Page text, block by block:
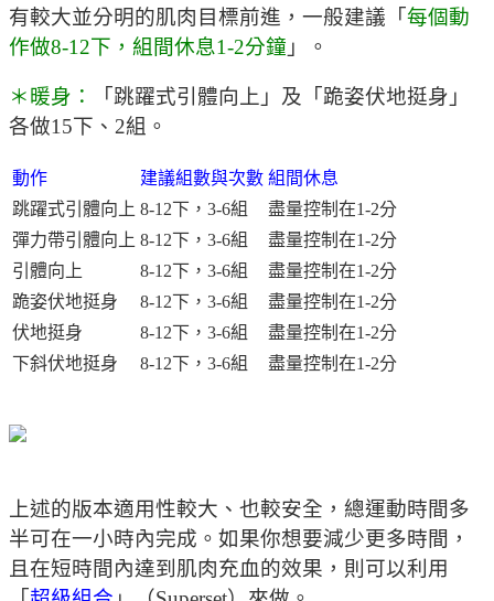
有較大並分明的肌肉目標前進，一般建議「每個動
作做8-12下，組間休息1-2分鐘 」。
＊暖身：
「跳躍式引體向上」及「跪姿伏地挺身」
各做15下、2組。
動作 建議組數與次數 組間休息
跳躍式引體向上 8-12下，3-6組
盡量控制在1-2分
彈力帶引體向上 8-12下，3-6組
盡量控制在1-2分
引體向上
8-12下，3-6組
盡量控制在1-2分
跪姿伏地挺身
8-12下，3-6組
盡量控制在1-2分
伏地挺身
8-12下，3-6組
盡量控制在1-2分
下斜伏地挺身
8-12下，3-6組 盡量控制在1-2分
上述的版本適用性較大、也較安全，總運動時間多
半可在一小時內完成。如果你想要減少更多時間，
且在短時間內達到肌肉充血的效果，則可以利用